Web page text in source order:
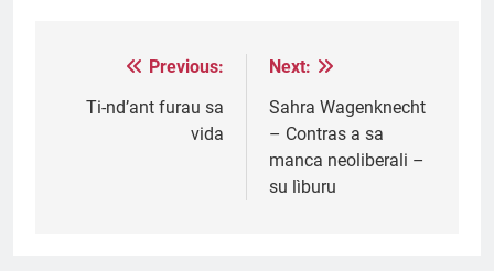
navigation
Previous:
Ti-nd’ant furau sa
vida
Next:
Sahra Wagenknecht
– Contras a sa
manca neoliberali –
su lìburu